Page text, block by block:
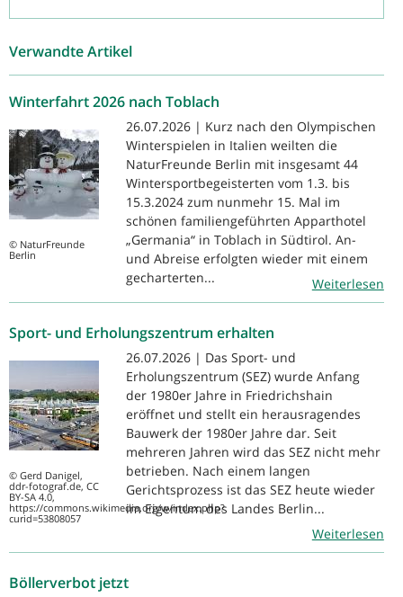
Verwandte Artikel
Winterfahrt 2026 nach Toblach
© NaturFreunde
Berlin
26.07.2026 | Kurz nach den Olympischen
Winterspielen in Italien weilten die
NaturFreunde Berlin mit insgesamt 44
Wintersportbegeisterten vom 1.3. bis
15.3.2024 zum nunmehr 15. Mal im
schönen familiengeführten Apparthotel
„Germania“ in Toblach in Südtirol. An-
und Abreise erfolgten wieder mit einem
gecharterten...
Weiterlesen
Sport- und Erholungszentrum erhalten
© Gerd Danigel,
ddr-fotograf.de, CC
BY-SA 4.0,
https://commons.wikimedia.org/w/index.php?
curid=53808057
26.07.2026 | Das Sport- und
Erholungszentrum (SEZ) wurde Anfang
der 1980er Jahre in Friedrichshain
eröffnet und stellt ein herausragendes
Bauwerk der 1980er Jahre dar. Seit
mehreren Jahren wird das SEZ nicht mehr
betrieben. Nach einem langen
Gerichtsprozess ist das SEZ heute wieder
im Eigentum des Landes Berlin...
Weiterlesen
Böllerverbot jetzt